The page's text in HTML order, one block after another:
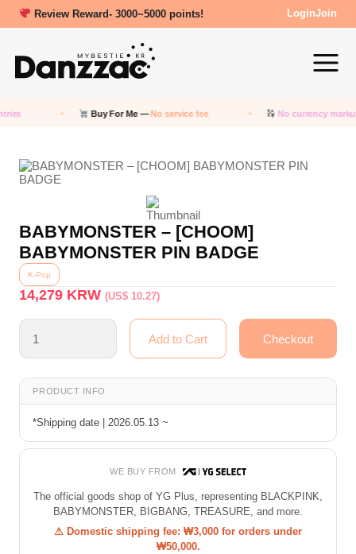
New friends get a 5000 Welcome points!
Review Reward- 3000~5000 points! LoginJoin
Buy For Me —No service fee No currency markup
BABYMONSTER – [CHOOM]
BABYMONSTER PIN BADGE
K-Pop
14,279 KRW(US$ 10.27)
PRODUCT INFO
*Shipping date | 2026.05.13 ~
WE BUY FROM
The official goods shop of YG Plus, representing BLACKPINK,
BABYMONSTER, BIGBANG, TREASURE, and more.
⚠ Domestic shipping fee: ₩3,000 for orders under
₩50,000.